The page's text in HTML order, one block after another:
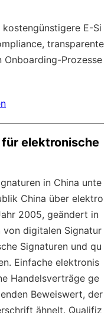
E-Si
, transparente
Onboarding-Prozesse
elektronische
in China unte
China über elektro
2005, geändert in
von digitalen Signatur
Signaturen und qu
Einfache elektronis
Handelsverträge ge
Beweiswert, der
ähnelt. Qualifiz